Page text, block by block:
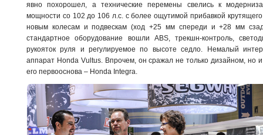
явно похорошел, а технические перемены свелись к
мощности со 102 до 106 л.с. с более ощутимой прибавкой
новым колесам и подвескам (ход +25 мм спереди и +28 мм
стандартное оборудование вошли ABS, трекшн-контроль,
рукояток руля и регулируемое по высоте седло. Немалый
аппарат Honda Vultus. Впрочем, он сражал не только дизайном, но
его первооснова – Honda Integra.